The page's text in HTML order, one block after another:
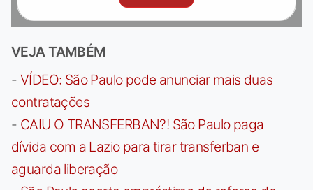
VEJA TAMBÉM
- VÍDEO: São Paulo pode anunciar mais duas
contratações
- CAIU O TRANSFERBAN?! São Paulo paga
dívida com a Lazio para tirar transferban e
aguarda liberação